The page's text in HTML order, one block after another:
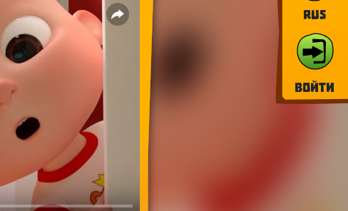
RUS
Войти